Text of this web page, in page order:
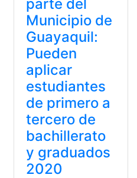
Graduados ,graduó
parte del
Municipio de
Guayaquil:
Pueden
aplicar
estudiantes
de primero a
tercero de
bachillerato
y graduados
2020